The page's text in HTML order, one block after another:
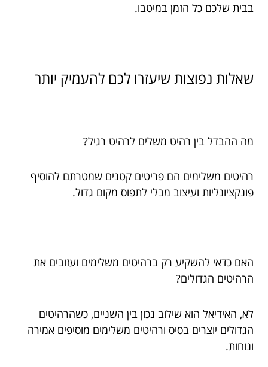
בבית שלכם כל הזמן במיטבו.
שאלות נפוצות שיעזרו לכם להעמיק יותר
מה ההבדל בין רהיט משלים לרהיט רגיל?
רהיטים משלימים הם פריטים קטנים שמטרתם להוסיף
פונקציונליות ועיצוב מבלי לתפוס מקום גדול.
האם כדאי להשקיע רק ברהיטים משלימים ועזובים את
הרהיטים הגדולים?
לא, האידיאל הוא שילוב נכון בין השניים, כשהרהיטים
הגדולים יוצרים בסיס ורהיטים משלימים מוסיפים אמירה
ונוחות.